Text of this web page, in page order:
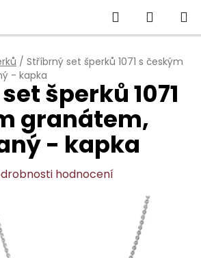
Hledat
KOŠÍK
/ Stříbrný set šperků 1071 s českým
- kapka
šperků 1071
granátem,
- kapka
hodnocení